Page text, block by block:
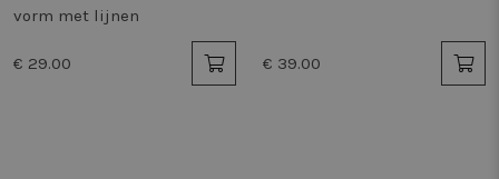
vorm met lijnen
€ 29.00 € 39.00